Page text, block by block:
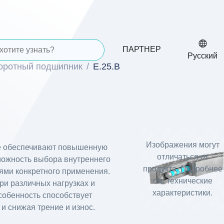
ПАРТНЕР
Русский
подшипник E.25.B
Изображения могут
отличаться от
продукта. Подробнее
см. технические
характеристики.
обеспечивают повышенную
выбора внутреннего
конкретного применения.
различных нагрузках и
способствует
снижая трение и износ.